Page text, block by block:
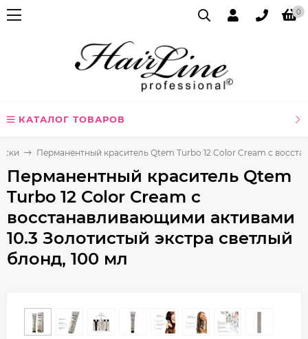
0
КАТАЛОГ ТОВАРОВ
Перманентный краситель Qtem Turbo 12 Color Cream с
Перманентный краситель Qtem
Turbo 12 Color Cream с
восстанавливающими активами
10.3 Золотистый экстра светлый
блонд, 100 мл